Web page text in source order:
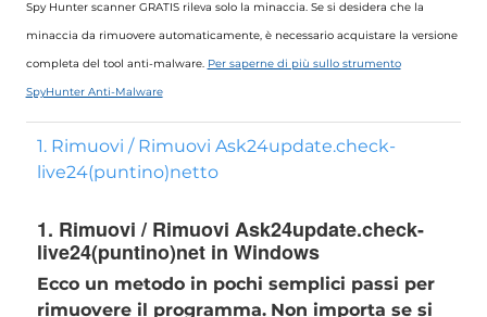
Spy Hunter scanner GRATIS rileva solo la minaccia. Se si desidera che la
minaccia da rimuovere automaticamente, è necessario acquistare la versione
completa del tool anti-malware. Per saperne di più sullo strumento
SpyHunter Anti-Malware
1. Rimuovi / Rimuovi Ask24update.check-
live24(puntino)netto
1. Rimuovi / Rimuovi Ask24update.check-
live24(puntino)net in Windows
Ecco un metodo in pochi semplici passi per
rimuovere il programma. Non importa se si